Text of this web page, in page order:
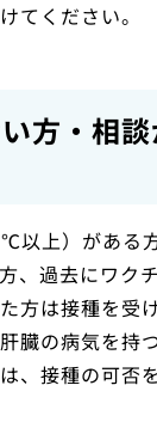
てください。
方・相
以上）がある
、過去にワク
方は接種を受
臓の病気を持
、接種の可否